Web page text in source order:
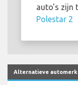
auto's zijn
Polestar 2
Alternatieve